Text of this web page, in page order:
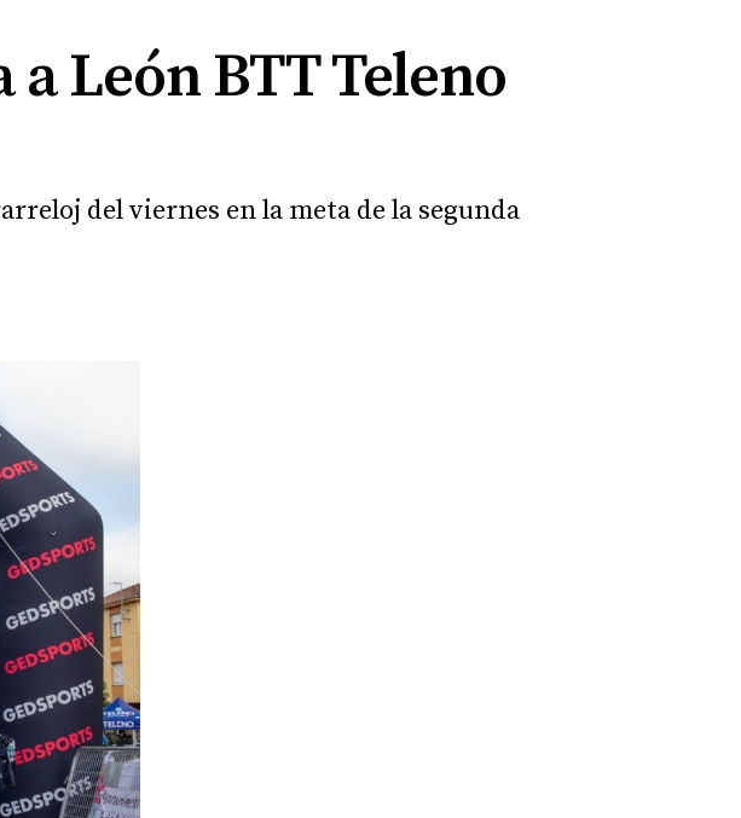
León BTT Teleno
del viernes en la meta de la segunda